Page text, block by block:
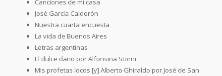
José García Calderón
Nuestra cuarta encuesta
La vida de Buenos Aires
Letras argentinas
El dulce daño por Alfonsina Storni
Mis profetas locos [y] Alberto Ghiraldo por José de San